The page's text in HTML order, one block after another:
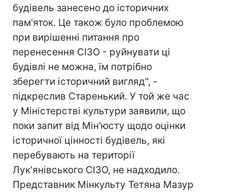
будівель занесено до історичних
пам'яток. Це також було проблемою
при вирішенні питання про
перенесення СІЗО - руйнувати ці
будівлі не можна, їм потрібно
зберегти історичний вигляд", -
підкреслив Старенький. У той же час
у Міністерстві культури заявили, що
поки запит від Мін'юсту щодо оцінки
історичної цінності будівель, які
перебувають на території
Лук'янівського СІЗО, не надходило.
Представник Мінкульту Тетяна Мазур